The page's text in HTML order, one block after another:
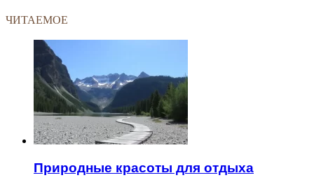
ЧИТАЕМОЕ
Природные красоты для отдыха